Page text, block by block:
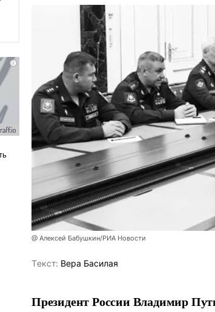
@ Алексей Бабушкин/РИА Новости
Tекст: Вера Басилая
Президент России Владимир